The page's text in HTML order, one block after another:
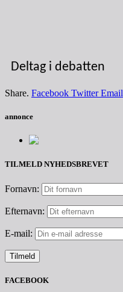
Deltag i debatten
Share. Facebook Twitter Email
annonce
TILMELD NYHEDSBREVET
Fornavn:
Efternavn:
E-mail:
FACEBOOK